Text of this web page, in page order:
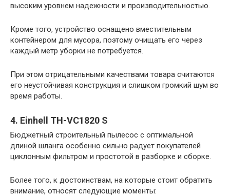
высоким уровнем надежности и производительностью.
Кроме того, устройство оснащено вместительным
контейнером для мусора, поэтому очищать его через
каждый метр уборки не потребуется.
При этом отрицательными качествами товара считаются
его неустойчивая конструкция и слишком громкий шум во
время работы.
4. Einhell TH-VC1820 S
Бюджетный строительный пылесос с оптимальной
длиной шланга особенно сильно радует покупателей
циклонным фильтром и простотой в разборке и сборке.
Более того, к достоинствам, на которые стоит обратить
внимание, относят следующие моменты: